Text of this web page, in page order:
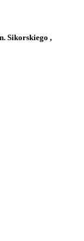
Sikorskiego ,